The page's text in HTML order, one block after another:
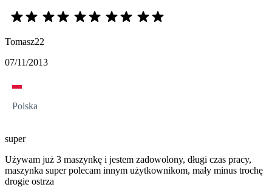
Tomasz22
07/11/2013
Polska
super
Używam już 3 maszynkę i jestem zadowolony, długi czas pracy,
maszynka super polecam innym użytkownikom, mały minus trochę
drogie ostrza